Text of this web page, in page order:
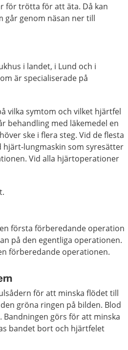
för trötta för att äta. Då kan
går genom näsan ner till
i landet, i Lund och i
är specialiserade på
vilka symtom och vilket hjärtfel
behandling med läkemedel en
ske i flera steg. Vid de flesta
lungmaskin som syresätter
Vid alla hjärtoperationer
första förberedande operation
på den egentliga operationen.
förberedande operationen.
för att minska flödet till
gröna ringen på bilden. Blod
görs för att minska
bandet bort och hjärtfelet